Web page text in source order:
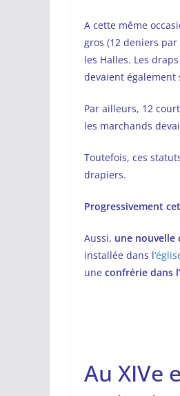
A cette même
gros (12 deniers
les Halles. Les
devaient également
Par ailleurs, 12
les marchands
Toutefois, ces
drapiers.
Progressivement
Aussi, une nouvelle
installée dans l
une confrérie dans
Au XIVe